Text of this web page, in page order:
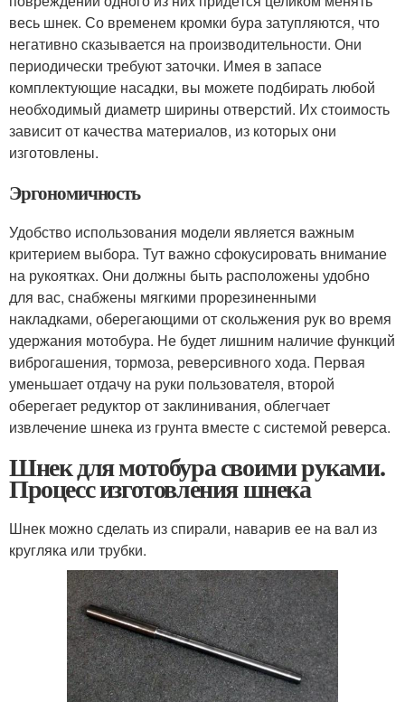
весь шнек. Со временем кромки бура затупляются, что
негативно сказывается на производительности. Они
периодически требуют заточки. Имея в запасе
комплектующие насадки, вы можете подбирать любой
необходимый диаметр ширины отверстий. Их стоимость
зависит от качества материалов, из которых они
изготовлены.
Эргономичность
Удобство использования модели является важным
критерием выбора. Тут важно сфокусировать внимание
на рукоятках. Они должны быть расположены удобно
для вас, снабжены мягкими прорезиненными
накладками, оберегающими от скольжения рук во время
удержания мотобура. Не будет лишним наличие функций
виброгашения, тормоза, реверсивного хода. Первая
уменьшает отдачу на руки пользователя, второй
оберегает редуктор от заклинивания, облегчает
извлечение шнека из грунта вместе с системой реверса.
Шнек для мотобура своими руками.
Процесс изготовления шнека
Шнек можно сделать из спирали, наварив ее на вал из
кругляка или трубки.